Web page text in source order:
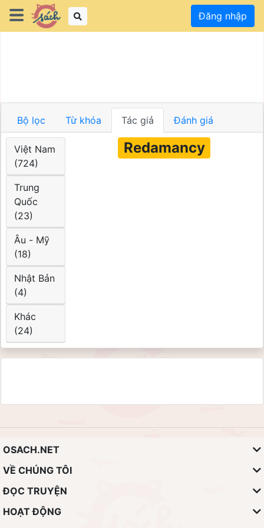
Đăng nhập
Bộ lọc Từ khóa Tác giả Đánh giá
Việt Nam
(724)
Trung
Quốc
(23)
Âu - Mỹ
(18)
Nhật Bản
(4)
Khác
(24)
Redamancy
OSACH.NET
VỀ CHÚNG TÔI
ĐỌC TRUYỆN
HOẠT ĐỘNG